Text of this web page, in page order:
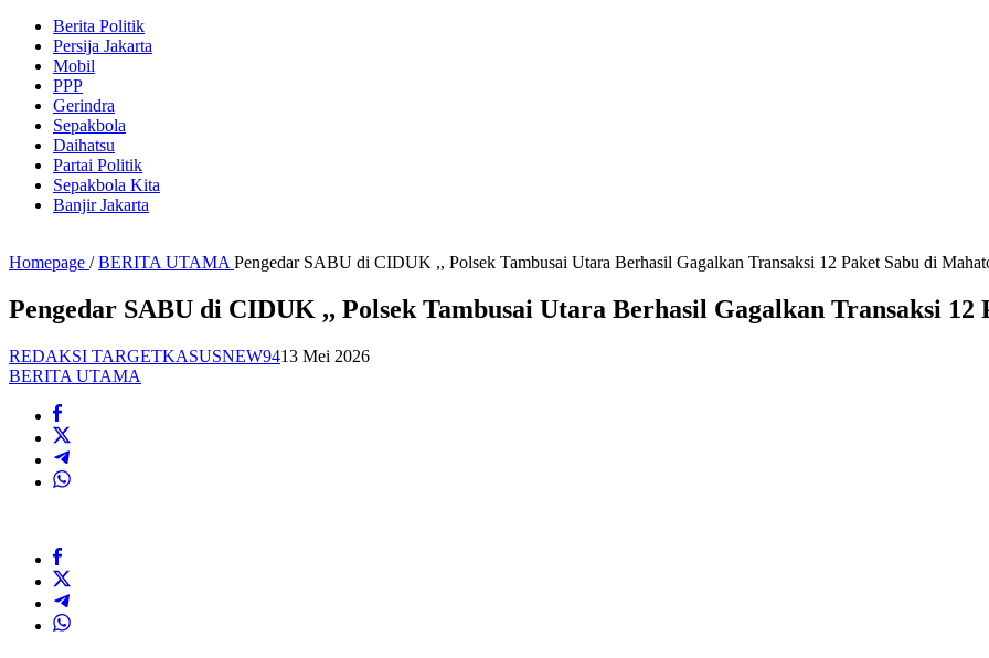
Berita Politik
Persija Jakarta
Mobil
PPP
Gerindra
Sepakbola
Daihatsu
Partai Politik
Sepakbola Kita
Banjir Jakarta
Homepage / BERITA UTAMA Pengedar SABU di CIDUK ,, Polsek Tambusai Utara Berhasil Gagalkan Transaksi 12 Paket Sabu di
Pengedar SABU di CIDUK ,, Polsek Tambusai Utara Berhasil Gagalkan Transaksi 12
REDAKSI TARGETKASUSNEW9413 Mei 2026
BERITA UTAMA